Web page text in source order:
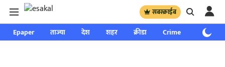
सबस्क्राईब
Epaper ताज्या देश शहर क्रीडा Crime साप्ताहिक